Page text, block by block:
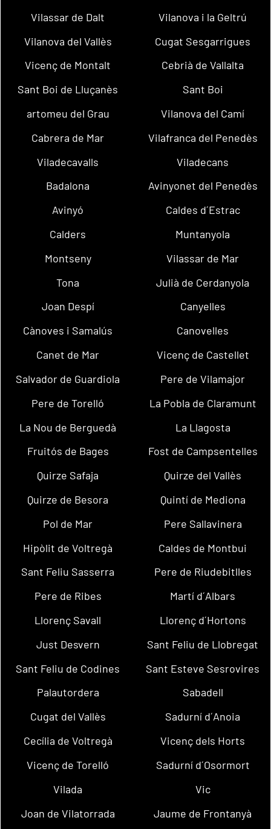
Vilassar de Dalt
Vilanova i la Geltrú
Vilanova del Vallès
Cugat Sesgarrigues
Vicenç de Montalt
Cebrià de Vallalta
Sant Boi de Lluçanès
Sant Boi
artomeu del Grau
Vilanova del Camí
Cabrera de Mar
Vilafranca del Penedès
Viladecavalls
Viladecans
Badalona
Avinyonet del Penedès
Avinyó
Caldes d´Estrac
Calders
Muntanyola
Montseny
Vilassar de Mar
Tona
Julià de Cerdanyola
Joan Despí
Canyelles
Cànoves i Samalús
Canovelles
Canet de Mar
Vicenç de Castellet
Salvador de Guardiola
Pere de Vilamajor
Pere de Torelló
La Pobla de Claramunt
La Nou de Berguedà
La Llagosta
Fruitós de Bages
Fost de Campsentelles
Quirze Safaja
Quirze del Vallès
Quirze de Besora
Quintí de Mediona
Pol de Mar
Pere Sallavinera
Hipòlit de Voltregà
Caldes de Montbui
Sant Feliu Sasserra
Pere de Riudebitlles
Pere de Ribes
Martí d´Albars
Llorenç Savall
Llorenç d´Hortons
Just Desvern
Sant Feliu de Llobregat
Sant Feliu de Codines
Sant Esteve Sesrovires
Palautordera
Sabadell
Cugat del Vallès
Sadurní d´Anoia
Cecília de Voltregà
Vicenç dels Horts
Vicenç de Torelló
Sadurní d´Osormort
Vilada
Vic
Joan de Vilatorrada
Jaume de Frontanyà